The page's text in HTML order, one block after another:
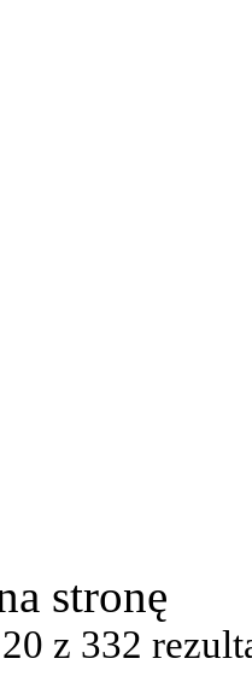
stronę
z 332